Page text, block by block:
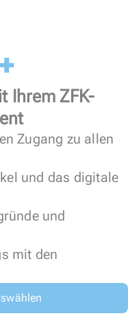
Ihrem ZFK-
Zugang zu allen
und das digitale
und
mit den